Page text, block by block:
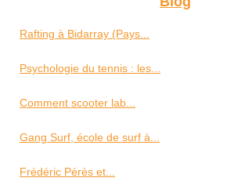
Rafting à Bidarray (Pays...
Psychologie du tennis : les...
Comment scooter lab...
Gang Surf, école de surf à...
Frédéric Pérès et...